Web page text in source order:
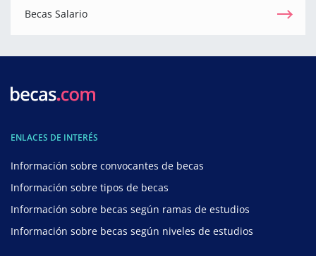
Becas Salario
ENLACES DE INTERÉS
Información sobre convocantes de becas
Información sobre tipos de becas
Información sobre becas según ramas de estudios
Información sobre becas según niveles de estudios